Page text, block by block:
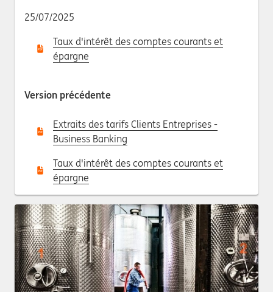
25/07/2025
Taux d'intérêt des comptes courants et
épargne
Version précédente
Extraits des tarifs Clients Entreprises -
Business Banking
Taux d'intérêt des comptes courants et
épargne